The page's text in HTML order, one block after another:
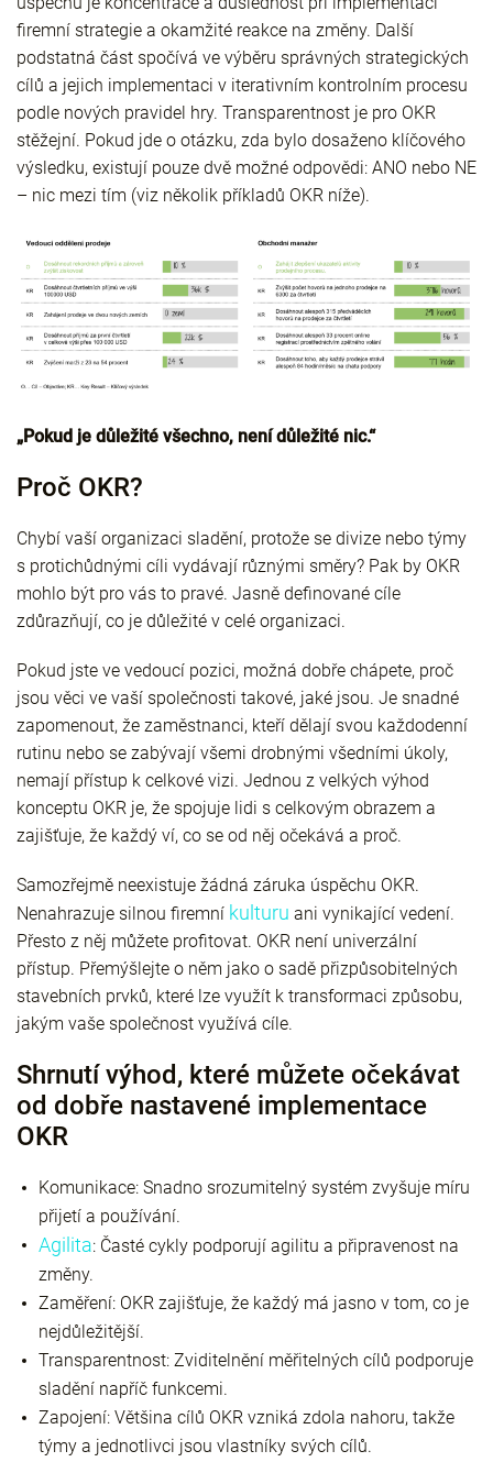
firemní strategie a okamžité reakce na změny. Další
podstatná část spočívá ve výběru správných strategických
cílů a jejich implementaci v iterativním kontrolním procesu
podle nových pravidel hry. Transparentnost je pro OKR
stěžejní. Pokud jde o otázku, zda bylo dosaženo klíčového
výsledku, existují pouze dvě možné odpovědi: ANO nebo NE
– nic mezi tím (viz několik příkladů OKR níže).
„Pokud je důležité všechno, není důležité nic.“
Proč OKR?
Chybí vaší organizaci sladění, protože se divize nebo týmy
s protichůdnými cíli vydávají různými směry? Pak by OKR
mohlo být pro vás to pravé. Jasně definované cíle
zdůrazňují, co je důležité v celé organizaci.
Pokud jste ve vedoucí pozici, možná dobře chápete, proč
jsou věci ve vaší společnosti takové, jaké jsou. Je snadné
zapomenout, že zaměstnanci, kteří dělají svou každodenní
rutinu nebo se zabývají všemi drobnými všedními úkoly,
nemají přístup k celkové vizi. Jednou z velkých výhod
konceptu OKR je, že spojuje lidi s celkovým obrazem a
zajišťuje, že každý ví, co se od něj očekává a proč.
Samozřejmě neexistuje žádná záruka úspěchu OKR.
Nenahrazuje silnou firemní kulturu ani vynikající vedení.
Přesto z něj můžete profitovat. OKR není univerzální
přístup. Přemýšlejte o něm jako o sadě přizpůsobitelných
stavebních prvků, které lze využít k transformaci způsobu,
jakým vaše společnost využívá cíle.
Shrnutí výhod, které můžete očekávat
od dobře nastavené implementace
OKR
Komunikace: Snadno srozumitelný systém zvyšuje míru
přijetí a používání.
Agilita: Časté cykly podporují agilitu a připravenost na
změny.
Zaměření: OKR zajišťuje, že každý má jasno v tom, co je
nejdůležitější.
Transparentnost: Zviditelnění měřitelných cílů podporuje
sladění napříč funkcemi.
Zapojení: Většina cílů OKR vzniká zdola nahoru, takže
týmy a jednotlivci jsou vlastníky svých cílů.